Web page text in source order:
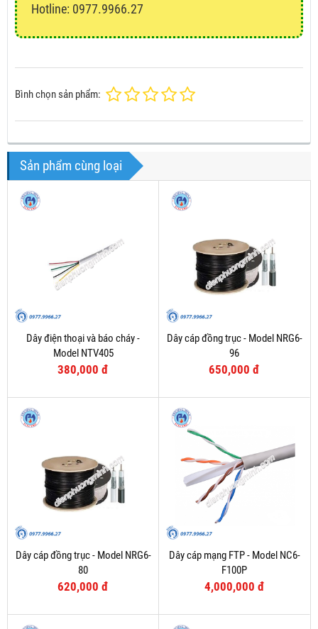
Hotline: 0977.9966.27
Bình chọn sản phẩm:
Sản phẩm cùng loại
Dây điện thoại và báo cháy -
Model NTV405
380,000 đ
Dây cáp đồng trục - Model NRG6-
96
650,000 đ
Dây cáp đồng trục - Model NRG6-
80
620,000 đ
Dây cáp mạng FTP - Model NC6-
F100P
4,000,000 đ